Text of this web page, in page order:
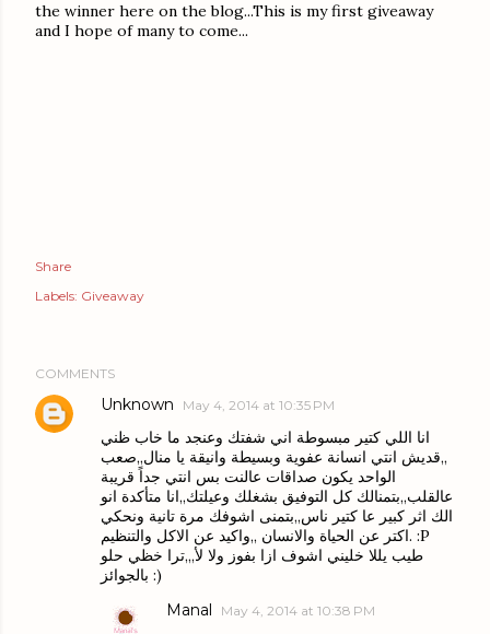
the winner here on the blog...This is my first giveaway
and I hope of many to come...
Share
Labels: Giveaway
COMMENTS
Unknown May 4, 2014 at 10:35 PM
انا اللي كتير مبسوطة اني شفتك وعنجد ما خاب ظني
,,قديش انتي انسانة عفوية وبسيطة وانيقة يا منال,,صعب
الواحد يكون صداقات عالنت بس انتي جداً قريبة
عالقلب,,بتمنالك كل التوفيق بشغلك وعيلتك,,انا متأكدة انو
الك اثر كبير عا كتير ناس,,بتمنى اشوفك مرة تانية ونحكي
اكتر عن الحياة والانسان ,,واكيد عن الاكل والتنظيم. :P
طيب يللا خليني اشوف ازا بفوز ولا لأ,,,ترا خظي حلو
بالجوائز :)
Manal May 4, 2014 at 10:38 PM